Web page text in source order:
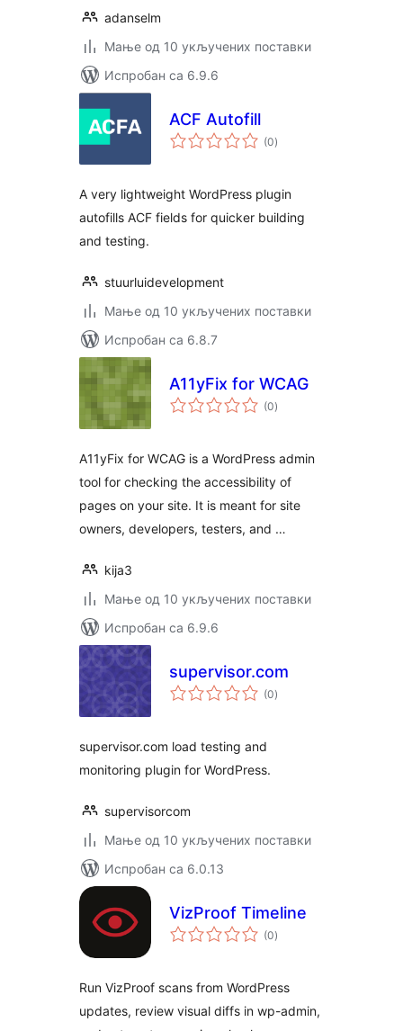
adanselm
Мање од 10 укључених поставки
Испробан са 6.9.6
ACF Autofill
(0укупних
оцена
)
A very lightweight WordPress plugin
autofills ACF fields for quicker building
and testing.
stuurluidevelopment
Мање од 10 укључених поставки
Испробан са 6.8.7
A11yFix for WCAG
(0укупних
оцена
)
A11yFix for WCAG is a WordPress admin
tool for checking the accessibility of
pages on your site. It is meant for site
owners, developers, testers, and …
kija3
Мање од 10 укључених поставки
Испробан са 6.9.6
supervisor.com
(0укупних
оцена
)
supervisor.com load testing and
monitoring plugin for WordPress.
supervisorcom
Мање од 10 укључених поставки
Испробан са 6.0.13
VizProof Timeline
(0укупних
оцена
)
Run VizProof scans from WordPress
updates, review visual diffs in wp-admin,